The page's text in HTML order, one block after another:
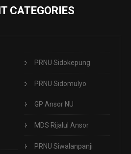
CATEGORIES
PRNU Sidokepung
PRNU Sidomulyo
GP Ansor NU
MDS Rijalul Ansor
PRNU Siwalanpanji